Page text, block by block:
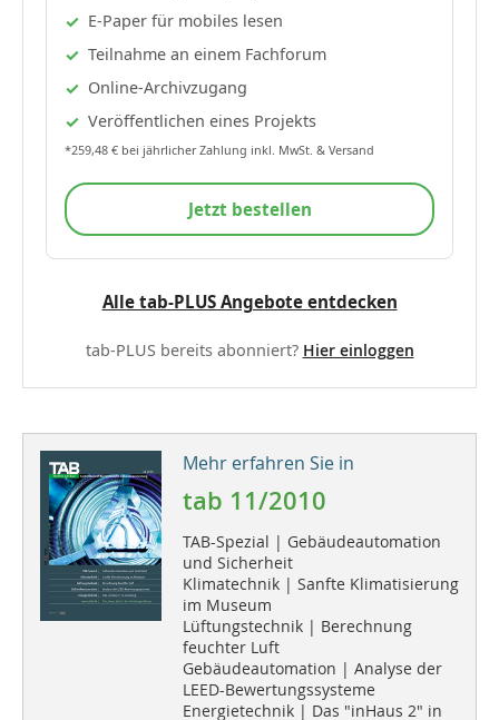
E-Paper für mobiles lesen
Teilnahme an einem Fachforum
Online-Archivzugang
Veröffentlichen eines Projekts
*259,48 € bei jährlicher Zahlung inkl. MwSt. & Versand
Jetzt bestellen
Alle tab-PLUS Angebote entdecken
tab-PLUS bereits abonniert? Hier einloggen
Mehr erfahren Sie in
tab 11/2010
TAB-Spezial | Gebäudeautomation
und Sicherheit
Klimatechnik | Sanfte Klimatisierung
im Museum
Lüftungstechnik | Berechnung
feuchter Luft
Gebäudeautomation | Analyse der
LEED-Bewertungssysteme
Energietechnik | Das "inHaus 2" in